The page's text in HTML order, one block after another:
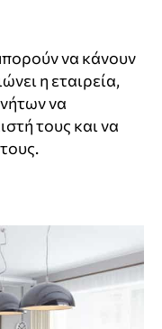
να κάνουν
η εταιρεία,
να
τους και να